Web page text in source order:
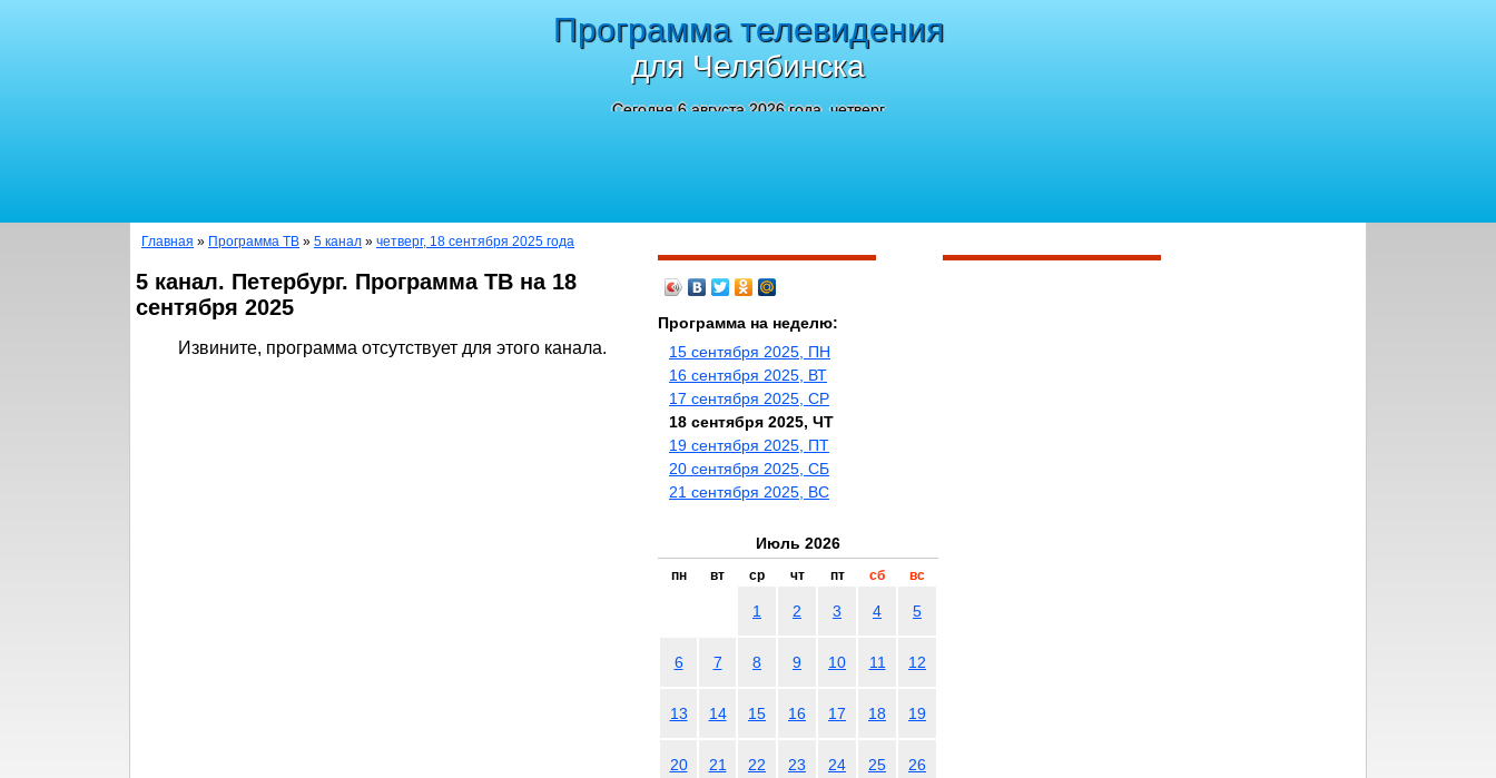
Программа телевидения
для Челябинска
Сегодня 6 августа 2026 года, четверг
Главная » Программа ТВ » 5 канал » четверг, 18 сентября 2025 года
5 канал. Петербург. Программа ТВ на 18
сентября 2025
Извините, программа отсутствует для этого канала.
Программа на неделю:
15 сентября 2025, ПН
16 сентября 2025, ВТ
17 сентября 2025, СР
18 сентября 2025, ЧТ
19 сентября 2025, ПТ
20 сентября 2025, СБ
21 сентября 2025, ВС
Июль 2026
пн вт ср чт пт сб вс
1 2 3 4 5
6 7 8 9 10 11 12
13 14 15 16 17 18 19
20 21 22 23 24 25 26